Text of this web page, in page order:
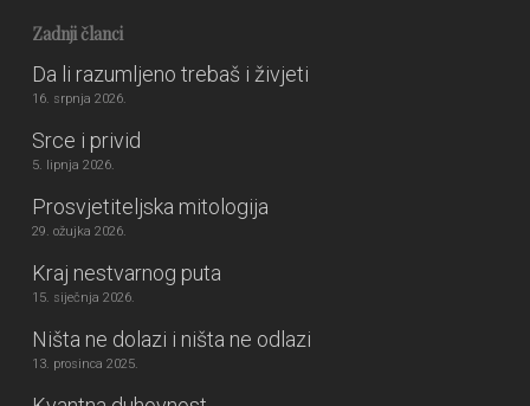
Zadnji članci
Da li razumljeno trebaš i živjeti
16. srpnja 2026.
Srce i privid
5. lipnja 2026.
Prosvjetiteljska mitologija
29. ožujka 2026.
Kraj nestvarnog puta
15. siječnja 2026.
Ništa ne dolazi i ništa ne odlazi
13. prosinca 2025.